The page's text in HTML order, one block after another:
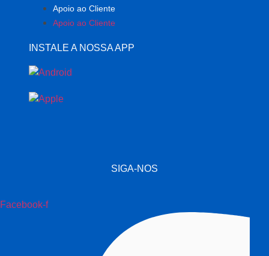
Apoio ao Cliente
Apoio ao Cliente
INSTALE A NOSSA APP
SIGA-NOS
Facebook-f